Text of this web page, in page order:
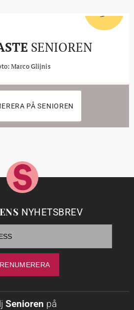
SENIOREN
Marco Glijnis
PÅ SENIOREN
NYHETSBREV
Senioren på